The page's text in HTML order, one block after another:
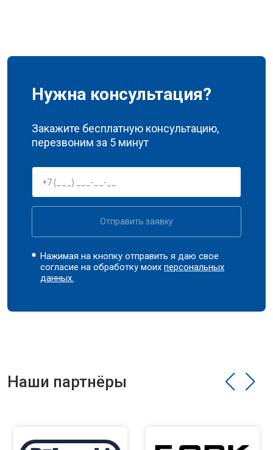
Нужна консультация?
Закажите бесплатную консультацию,
перезвоним за 5 минут
Отправить заявку
Нажимая на кнопку отправить я даю свое
согласие на обработку моихперсональных
данных.
Наши партнёры